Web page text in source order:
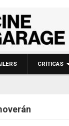
CRÍTICAS